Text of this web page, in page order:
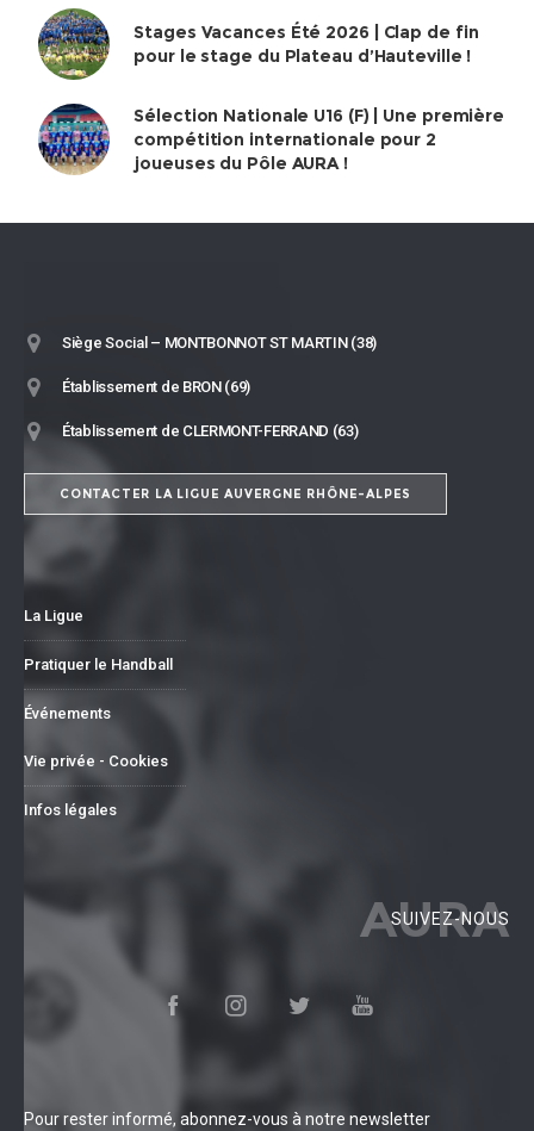
Stages Vacances Été 2026 | Clap de fin
pour le stage du Plateau d’Hauteville !
Sélection Nationale U16 (F) | Une première
compétition internationale pour 2
joueuses du Pôle AURA !
Siège Social – MONTBONNOT ST MARTIN (38)
Établissement de BRON (69)
Établissement de CLERMONT-FERRAND (63)
CONTACTER LA LIGUE AUVERGNE RHÔNE-ALPES
La Ligue
Pratiquer le Handball
Événements
Vie privée - Cookies
Infos légales
AURA
SUIVEZ-NOUS
Pour rester informé, abonnez-vous à notre newsletter